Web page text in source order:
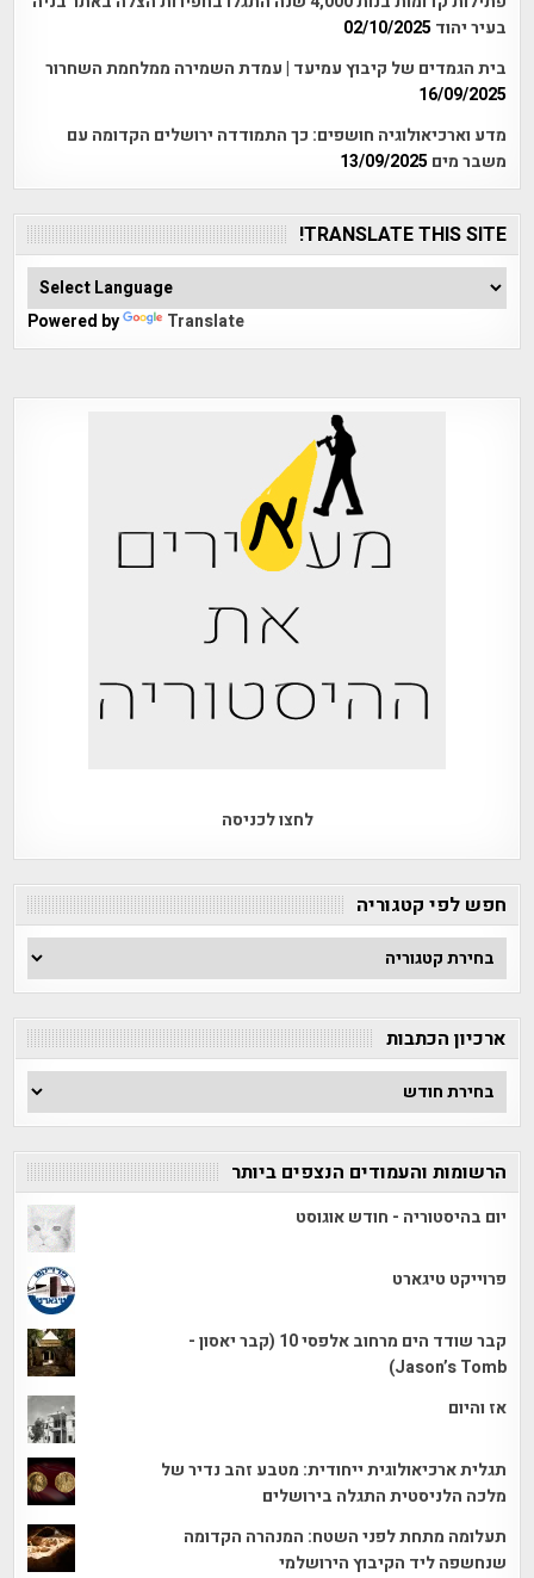
בעיר יהוד 02/10/2025
בית הגמדים של קיבוץ עמיעד | עמדת השמירה ממלחמת השחרור
16/09/2025
מדע וארכיאולוגיה חושפים: כך התמודדה ירושלים הקדומה עם
משבר מים 13/09/2025
TRANSLATE THIS SITE!
Powered by Translate
לחצו לכניסה
חפש לפי קטגוריה
חפש
לפי
ארכיון הכתבות
ארכיון
הכתבות
הרשומות והעמודים הנצפים ביותר
יום בהיסטוריה - חודש אוגוסט
פרוייקט טיגארט
קבר שודד הים מרחוב אלפסי 10 (קבר יאסון -
Jason’s Tomb)
אז והיום
תגלית ארכיאולוגית ייחודית: מטבע זהב נדיר של
מלכה הלניסטית התגלה בירושלים
תעלומה מתחת לפני השטח: המנהרה הקדומה
שנחשפה ליד הקיבוץ הירושלמי